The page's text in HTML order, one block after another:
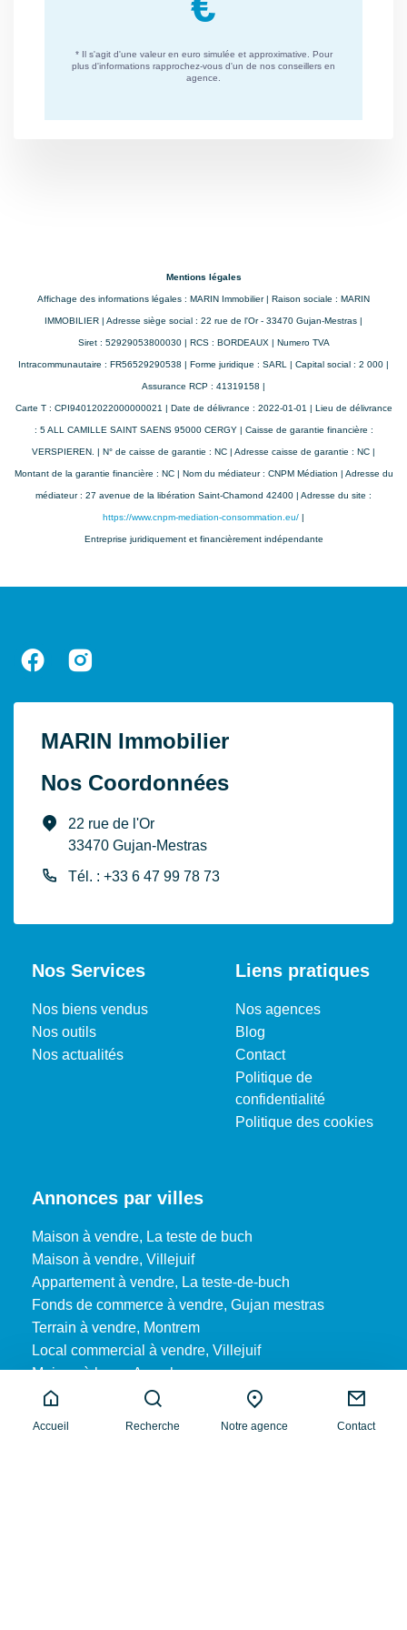
Accueil Recherche Notre agence Contact
125
Logement à consommation énergétique excessive. :
classe G. Montant estimé des dépenses annuelles
d'énergie pour un usage standard entre 4870€ et 6650€.
Pour la date de référence 02/07/2022.
Mentions légales
Affichage des informations légales : MARIN Immobilier | Raison sociale : MARIN
IMMOBILIER | Adresse siège social : 22 rue de l'Or - 33470 Gujan-Mestras |
Siret : 52929053800030 | RCS : BORDEAUX | Numero TVA
Intracommunautaire : FR56529290538 | Forme juridique : SARL | Capital social : 2 000 |
Assurance RCP : 41319158 |
Carte T : CPI94012022000000021 | Date de délivrance : 2022-01-01 | Lieu de délivrance
: 5 ALL CAMILLE SAINT SAENS 95000 CERGY | Caisse de garantie financière :
VERSPIEREN. | N° de caisse de garantie : NC | Adresse caisse de garantie : NC |
Montant de la garantie financière : NC | Nom du médiateur : CNPM Médiation | Adresse du
médiateur : 27 avenue de la libération Saint-Chamond 42400 | Adresse du site :
https://www.cnpm-mediation-consommation.eu/ |
Entreprise juridiquement et financièrement indépendante
MARIN Immobilier
Nos Coordonnées
22 rue de l'Or
33470 Gujan-Mestras
Tél. : +33 6 47 99 78 73
Nos Services
Nos biens vendus
Nos outils
Nos actualités
Liens pratiques
Nos agences
Blog
Contact
Politique de
confidentialité
Politique des cookies
Annonces par villes
Maison à vendre, La teste de buch
Maison à vendre, Villejuif
Appartement à vendre, La teste-de-buch
Fonds de commerce à vendre, Gujan mestras
Terrain à vendre, Montrem
Local commercial à vendre, Villejuif
Maison à louer, Arcachon
Appartement à louer, Arcachon